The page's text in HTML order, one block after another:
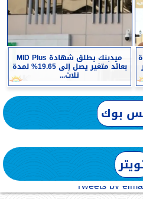
ميدبنك يطلق شهادة MID Plus
بعائد متغير يصل إلى 19.65% لمدة
ثلاث...
بوك
Tweets by